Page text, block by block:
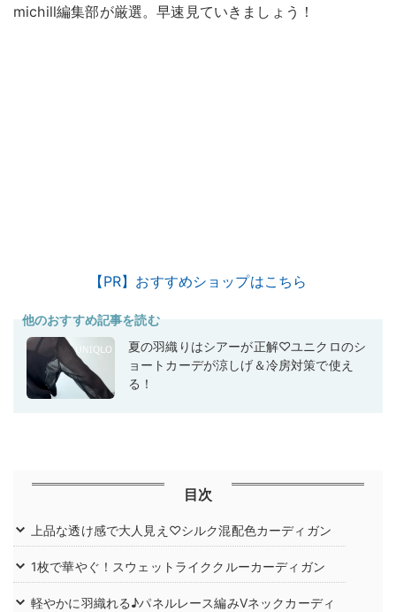
michill編集部が厳選。早速見ていきましょう！
【PR】おすすめショップはこちら
他のおすすめ記事を読む
夏の羽織りはシアーが正解♡ユニクロのシ
ョートカーデが涼しげ＆冷房対策で使え
る！
目次
上品な透け感で大人見え♡シルク混配色カーディガン
1枚で華やぐ！スウェットライククルーカーディガン
軽やかに羽織れる♪パネルレース編みVネックカーディ